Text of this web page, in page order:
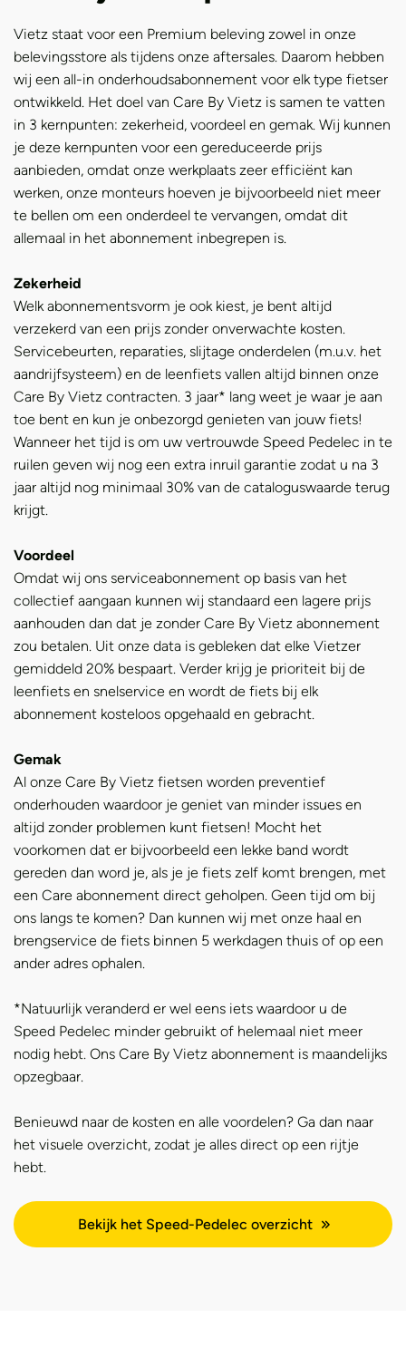
Vietz staat voor een Premium beleving zowel in onze
belevingsstore als tijdens onze aftersales. Daarom hebben
wij een all-in onderhoudsabonnement voor elk type fietser
ontwikkeld. Het doel van Care By Vietz is samen te vatten
in 3 kernpunten: zekerheid, voordeel en gemak. Wij kunnen
je deze kernpunten voor een gereduceerde prijs
aanbieden, omdat onze werkplaats zeer efficiënt kan
werken, onze monteurs hoeven je bijvoorbeeld niet meer
te bellen om een onderdeel te vervangen, omdat dit
allemaal in het abonnement inbegrepen is.
Zekerheid
Welk abonnementsvorm je ook kiest, je bent altijd
verzekerd van een prijs zonder onverwachte kosten.
Servicebeurten, reparaties, slijtage onderdelen (m.u.v. het
aandrijfsysteem) en de leenfiets vallen altijd binnen onze
Care By Vietz contracten. 3 jaar* lang weet je waar je aan
toe bent en kun je onbezorgd genieten van jouw fiets!
Wanneer het tijd is om uw vertrouwde Speed Pedelec in te
ruilen geven wij nog een extra inruil garantie zodat u na 3
jaar altijd nog minimaal 30% van de cataloguswaarde terug
krijgt.
Voordeel
Omdat wij ons serviceabonnement op basis van het
collectief aangaan kunnen wij standaard een lagere prijs
aanhouden dan dat je zonder Care By Vietz abonnement
zou betalen. Uit onze data is gebleken dat elke Vietzer
gemiddeld 20% bespaart. Verder krijg je prioriteit bij de
leenfiets en snelservice en wordt de fiets bij elk
abonnement kosteloos opgehaald en gebracht.
Gemak
Al onze Care By Vietz fietsen worden preventief
onderhouden waardoor je geniet van minder issues en
altijd zonder problemen kunt fietsen! Mocht het
voorkomen dat er bijvoorbeeld een lekke band wordt
gereden dan word je, als je je fiets zelf komt brengen, met
een Care abonnement direct geholpen. Geen tijd om bij
ons langs te komen? Dan kunnen wij met onze haal en
brengservice de fiets binnen 5 werkdagen thuis of op een
ander adres ophalen.
*Natuurlijk veranderd er wel eens iets waardoor u de
Speed Pedelec minder gebruikt of helemaal niet meer
nodig hebt. Ons Care By Vietz abonnement is maandelijks
opzegbaar.
Benieuwd naar de kosten en alle voordelen? Ga dan naar
het visuele overzicht, zodat je alles direct op een rijtje
hebt.
Bekijk het Speed-Pedelec overzicht